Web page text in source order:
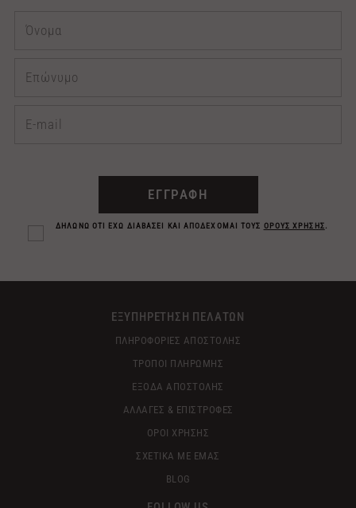
ΕΓΓΡΑΦΗ
ΔΗΛΩΝΩ ΟΤΙ ΕΧΩ ΔΙΑΒΑΣΕΙ ΚΑΙ ΑΠΟΔΕΧΟΜΑΙ ΤΟΥΣ ΟΡΟΥΣ ΧΡΗΣΗΣ.
ΕΞΥΠΗΡΕΤΗΣΗ ΠΕΛΑΤΩΝ
ΠΛΗΡΟΦΟΡΙΕΣ ΑΠΟΣΤΟΛΗΣ
ΤΡΟΠΟΙ ΠΛΗΡΩΜΗΣ
ΕΞΟΔΑ ΑΠΟΣΤΟΛΗΣ
ΑΛΛΑΓΕΣ & ΕΠΙΣΤΡΟΦΕΣ
ΟΡΟΙ ΧΡΗΣΗΣ
ΣΧΕΤΙΚΑ ΜΕ ΕΜΑΣ
BLOG